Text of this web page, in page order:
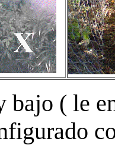
bajo ( le